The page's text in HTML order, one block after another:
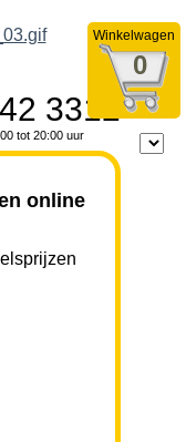
Winkelwagen
0
3312
tot 20:00 uur
online